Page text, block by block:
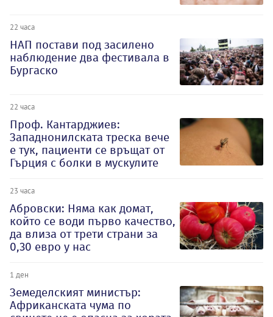
22 часа
НАП постави под засилено
наблюдение два фестивала в
Бургаско
22 часа
Проф. Кантарджиев:
Западнонилската треска вече
е тук, пациенти се връщат от
Гърция с болки в мускулите
23 часа
Абровски: Няма как домат,
който се води първо качество,
да влиза от трети страни за
0,30 евро у нас
1 ден
Земеделският министър:
Африканската чума по